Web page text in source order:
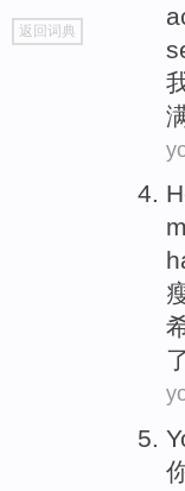
go
top
返回词典